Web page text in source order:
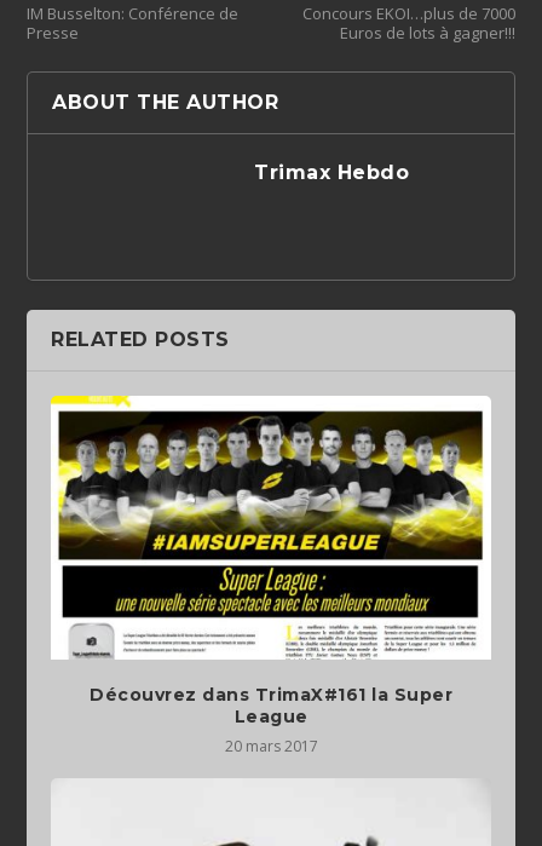
IM Busselton: Conférence de
Presse
Concours EKOI…plus de 7000
Euros de lots à gagner!!!
ABOUT THE AUTHOR
Trimax Hebdo
RELATED POSTS
Découvrez dans TrimaX#161 la Super
League
20 mars 2017